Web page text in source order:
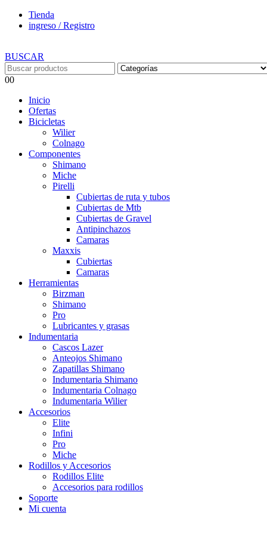
Tienda
ingreso / Registro
BUSCAR
00
Inicio
Ofertas
Bicicletas
Wilier
Colnago
Componentes
Shimano
Miche
Pirelli
Cubiertas de ruta y tubos
Cubiertas de Mtb
Cubiertas de Gravel
Antipinchazos
Camaras
Maxxis
Cubiertas
Camaras
Herramientas
Birzman
Shimano
Pro
Lubricantes y grasas
Indumentaria
Cascos Lazer
Anteojos Shimano
Zapatillas Shimano
Indumentaria Shimano
Indumentaria Colnago
Indumentaria Wilier
Accesorios
Elite
Infini
Pro
Miche
Rodillos y Accesorios
Rodillos Elite
Accesorios para rodillos
Soporte
Mi cuenta